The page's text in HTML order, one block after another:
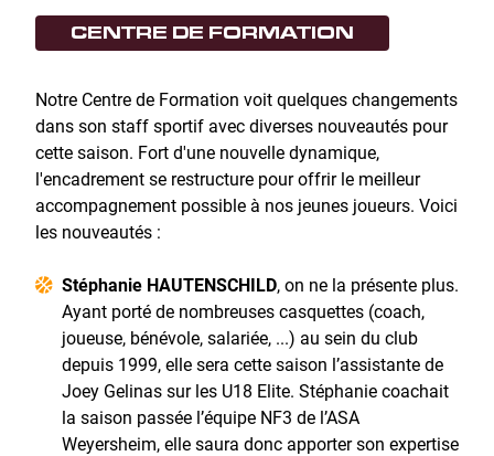
CENTRE DE FORMATION
Notre Centre de Formation voit quelques changements
dans son staff sportif avec diverses nouveautés pour
cette saison. Fort d'une nouvelle dynamique,
l'encadrement se restructure pour offrir le meilleur
accompagnement possible à nos jeunes joueurs. Voici
les nouveautés :
Stéphanie HAUTENSCHILD, on ne la présente plus.
Ayant porté de nombreuses casquettes (coach,
joueuse, bénévole, salariée, ...) au sein du club
depuis 1999, elle sera cette saison l’assistante de
Joey Gelinas sur les U18 Elite. Stéphanie coachait
la saison passée l’équipe NF3 de l’ASA
Weyersheim, elle saura donc apporter son expertise